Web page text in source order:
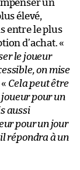
un
élevé,
entre le plus
d’achat. «
le joueur
on mise
Cela peut être
pour un
aussi
pour un jour
répondra à un